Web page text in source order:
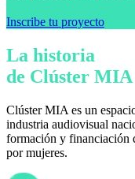
Inscribe tu proyecto
La historia
de Clúster MIA
Clúster MIA es un
industria audiovisual
formación y financiación
por mujeres.